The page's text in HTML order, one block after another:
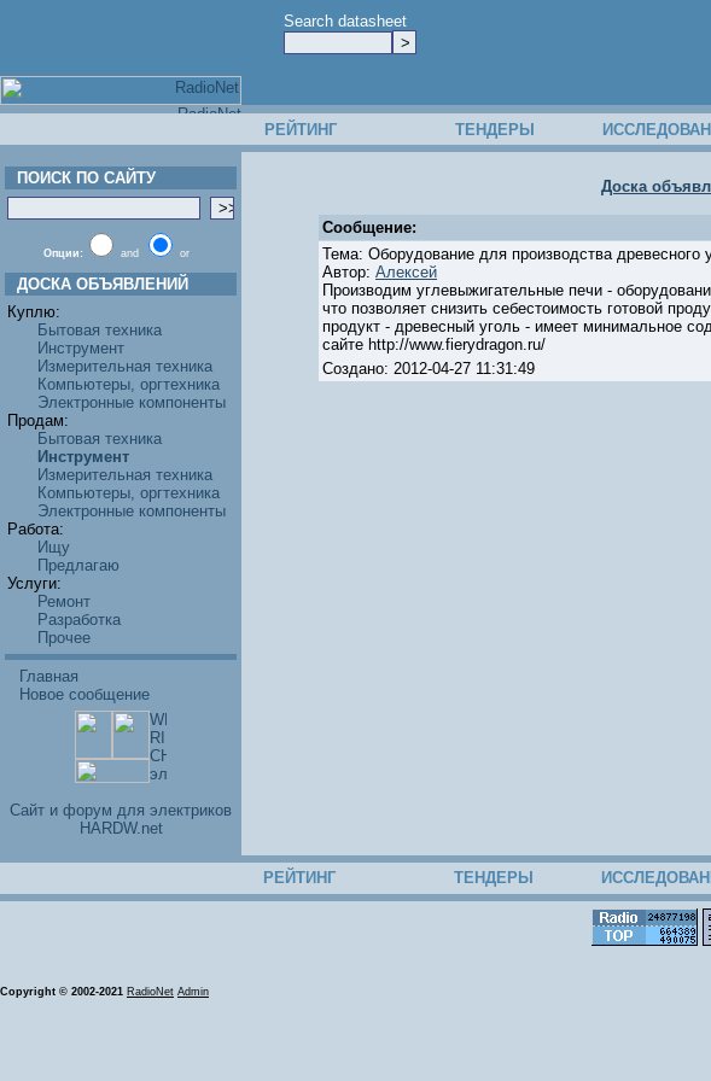
Search datasheet
РЕЙТИНГ ТЕНДЕРЫ
ПОИСК ПО САЙТУ
Опции: and or
ДОСКА ОБЪЯВЛЕНИЙ
Куплю:
Бытовая техника
Инструмент
Измерительная техника
Компьютеры, оргтехника
Электронные компоненты
Продам:
Бытовая техника
Инструмент
Измерительная техника
Компьютеры, оргтехника
Электронные компоненты
Работа:
Ищу
Предлагаю
Услуги:
Ремонт
Разработка
Прочее
Главная
Новое сообщение
Cайт и форум для электриков
HARDW.net
Доска
Сообщение:
Тема: Оборудование для производства древесного
Автор: Алексей
Производим углевыжигательные печи -
что позволяет снизить себестоимость готовой
продукт - древесный уголь - имеет минимальное
сайте http://www.fierydragon.ru/
Создано: 2012-04-27 11:31:49
РЕЙТИНГ ТЕНДЕРЫ
Copyright © 2002-2021 RadioNet Admin